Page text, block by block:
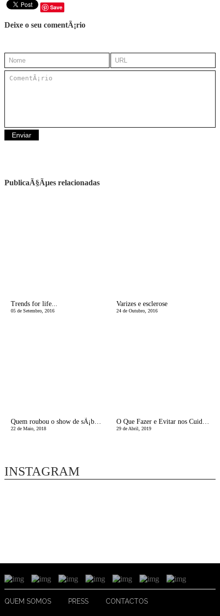
Save
Deixe o seu comentÃ¡rio
PublicaÃ§Ãµes relacionadas
Trends for life...
05 de Setembro, 2016
Varizes e esclerose
24 de Outubro, 2016
Quem roubou o show de sÃ¡bado e as fotos oficiais do casamento de Meghan e Harry
22 de Maio, 2018
O Que Fazer e Evitar nos Cuidados com a Pele Durante a Gravidez
29 de Abril, 2019
INSTAGRAM
QUEM SOMOS PRESS CONTACTOS